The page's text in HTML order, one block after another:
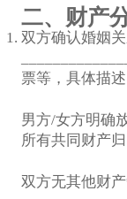
二、财产
双方确认婚姻
票等，具体描述
男方/女方明确
所有共同财产归
双方无其他财产